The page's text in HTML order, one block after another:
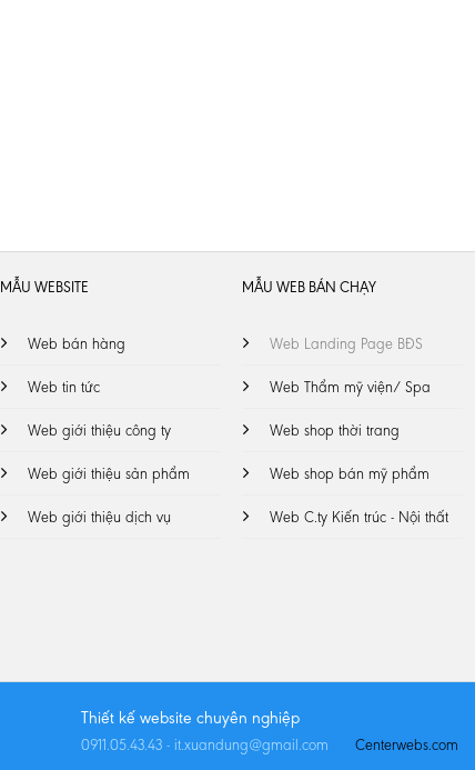
MẪU WEBSITE
Web bán hàng
Web tin tức
Web giới thiệu công ty
Web giới thiệu sản phẩm
Web giới thiệu dịch vụ
MẪU WEB BÁN CHẠY
Web Landing Page BĐS
Web Thẩm mỹ viện/ Spa
Web shop thời trang
Web shop bán mỹ phẩm
Web C.ty Kiến trúc - Nội thất
Thiết kế website chuyên nghiệp
0911.05.43.43 - it.xuandung@gmail.comCenterwebs.com